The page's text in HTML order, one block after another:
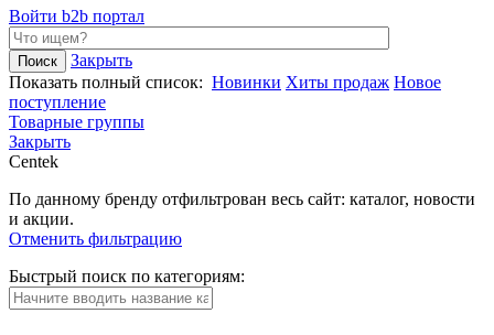
Войти b2b портал
Закрыть
Показать полный список: Новинки Хиты продаж Новое
поступление
Товарные группы
Закрыть
Centek
По данному бренду отфильтрован весь сайт: каталог, новости
и акции.
Отменить фильтрацию
Быстрый поиск по категориям: